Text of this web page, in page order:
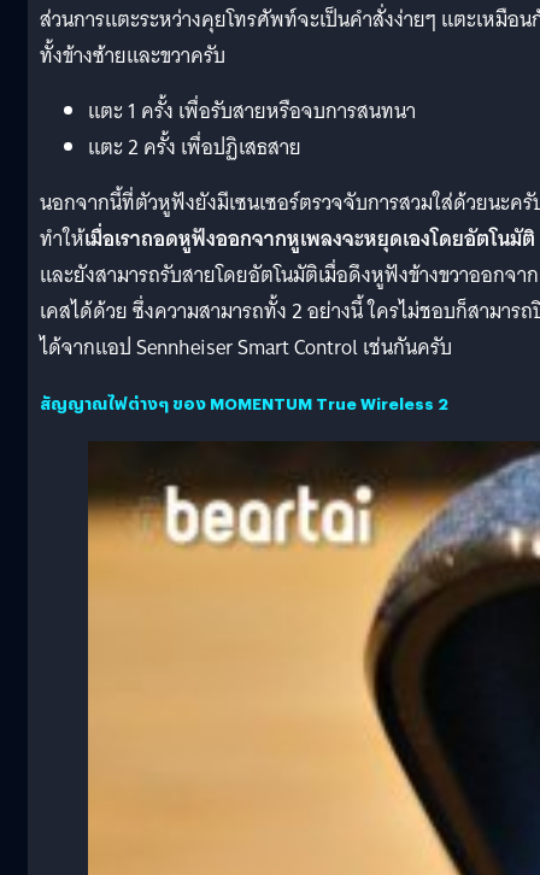
ส่วนการแตะระหว่างคุยโทรศัพท์จะเป็นคำสั่งง่ายๆ แตะเหมือน
ทั้งข้างซ้ายและขวาครับ
แตะ 1 ครั้ง เพื่อรับสายหรือจบการสนทนา
แตะ 2 ครั้ง เพื่อปฏิเสธสาย
นอกจากนี้ที่ตัวหูฟังยังมีเซนเซอร์ตรวจจับการสวมใส่ด้วยนะครั
ทำให้เมื่อเราถอดหูฟังออกจากหูเพลงจะหยุดเองโดยอัตโนมัติ
และยังสามารถรับสายโดยอัตโนมัติเมื่อดึงหูฟังข้างขวาออกจาก
เคสได้ด้วย ซึ่งความสามารถทั้ง 2 อย่างนี้ ใครไม่ชอบก็สามาร
ได้จากแอป Sennheiser Smart Control เช่นกันครับ
สัญญาณไฟต่างๆ ของ MOMENTUM True Wireless 2